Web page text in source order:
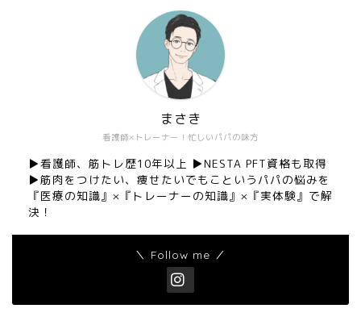
看護師×トレーナー！忙しいパパの味方
まさき
▶︎看護師、筋トレ歴10年以上 ▶︎NESTA PFT資格も取得
▶︎筋肉をつけたい、痩せたいでもこというパパの悩みを
『医療の知識』×『トレーナーの知識』×『実体験』で解
決！
＼ Follow me ／